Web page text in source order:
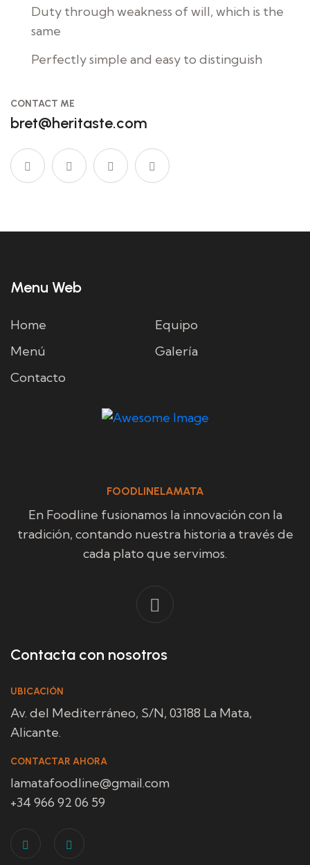
Duty through weakness of will, which is the
same
Perfectly simple and easy to distinguish
CONTACT ME
bret@heritaste.com
Menu Web
Home
Equipo
Menú
Galería
Contacto
FOODLINELAMATA
En Foodline fusionamos la innovación con la
tradición, contando nuestra historia a través de
cada plato que servimos.
Contacta con nosotros
UBICACIÓN
Av. del Mediterráneo, S/N, 03188 La Mata,
Alicante.
CONTACTAR AHORA
lamatafoodline@gmail.com
+34 966 92 06 59